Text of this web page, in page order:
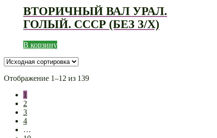
ВТОРИЧНЫЙ ВАЛ УРАЛ.
ГОЛЫЙ. СССР (БЕЗ З/Х)
В корзину
Отображение 1–12 из 139
1
2
3
4
…